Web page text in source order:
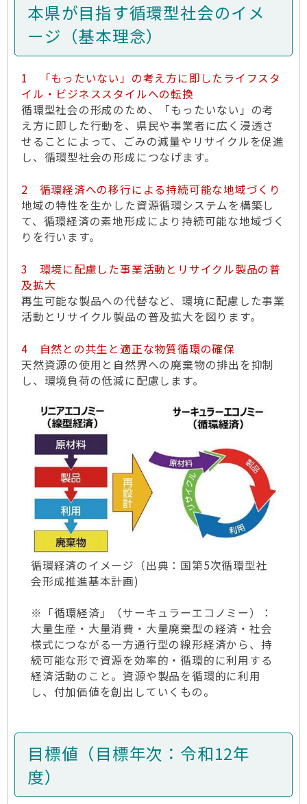
本県が目指す循環型社会のイメ
ージ（基本理念）
1 「もったいない」の考え方に即したライフスタ
イル・ビジネススタイルへの転換
循環型社会の形成のため、「もったいない」の考
え方に即した行動を、県民や事業者に広く浸透さ
せることによって、ごみの減量やリサイクルを促進
し、循環型社会の形成につなげます。
2 循環経済への移行による持続可能な地域づくり
地域の特性を生かした資源循環システムを構築し
て、循環経済の素地形成により持続可能な地域づく
りを行います。
3 環境に配慮した事業活動とリサイクル製品の普
及拡大
再生可能な製品への代替など、環境に配慮した事業
活動とリサイクル製品の普及拡大を図ります。
4 自然との共生と適正な物質循環の確保
天然資源の使用と自然界への廃棄物の排出を抑制
し、環境負荷の低減に配慮します。
循環経済のイメージ（出典：国第5次循環型社
会形成推進基本計画)
※「循環経済」（サーキュラーエコノミー）：
大量生産・大量消費・大量廃棄型の経済・社会
様式につながる一方通行型の線形経済から、持
続可能な形で資源を効率的・循環的に利用する
経済活動のこと。資源や製品を循環的に利用
し、付加価値を創出していくもの。
目標値（目標年次：令和12年
度）